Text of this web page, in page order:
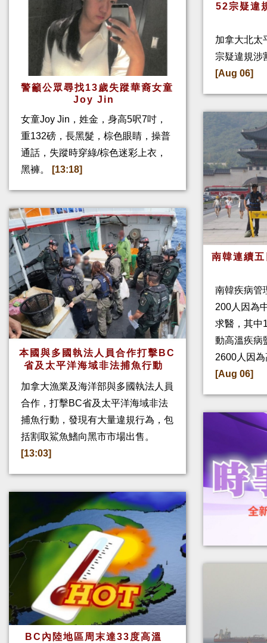
警籲公眾尋找13歲失蹤華裔女童
Joy Jin
女童Joy Jin，姓金，身高5呎7吋，
重132磅，長黑髮，棕色眼睛，操普
通話，失蹤時穿綠/棕色迷彩上衣，
黑褲。
[13:18]
本國與多國執法人員合作打擊BC
省及太平洋海域非法捕魚行動
加拿大漁業及海洋部與多國執法人員
合作，打擊BC省及太平洋海域非法
捕魚行動，發現有大量違規行為，包
括割取鯊魚鰭向黑市市場出售。
[13:03]
BC內陸地區周末達33度高溫
52宗疑違
加拿大北太
宗疑違規涉
[Aug 06]
南韓連續
南韓疾病管
200人因為
求醫，其中
動高溫疾病
2600人因
[Aug 06]